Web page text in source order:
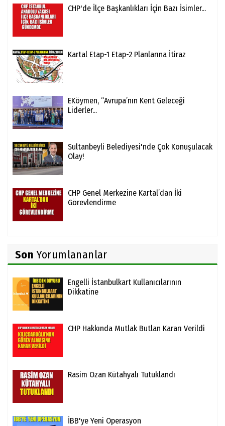
CHP'de İlçe Başkanlıkları İçin Bazı İsimler...
Kartal Etap-1 Etap-2 Planlarına İtiraz
EKöymen, “Avrupa’nın Kent Geleceği
Liderler...
Sultanbeyli Belediyesi'nde Çok Konuşulacak
Olay!
CHP Genel Merkezine Kartal’dan İki
Görevlendirme
Son Yorumlananlar
Engelli İstanbulkart Kullanıcılarının
Dikkatine
CHP Hakkında Mutlak Butlan Kararı Verildi
Rasim Ozan Kütahyalı Tutuklandı
İBB'ye Yeni Operasyon